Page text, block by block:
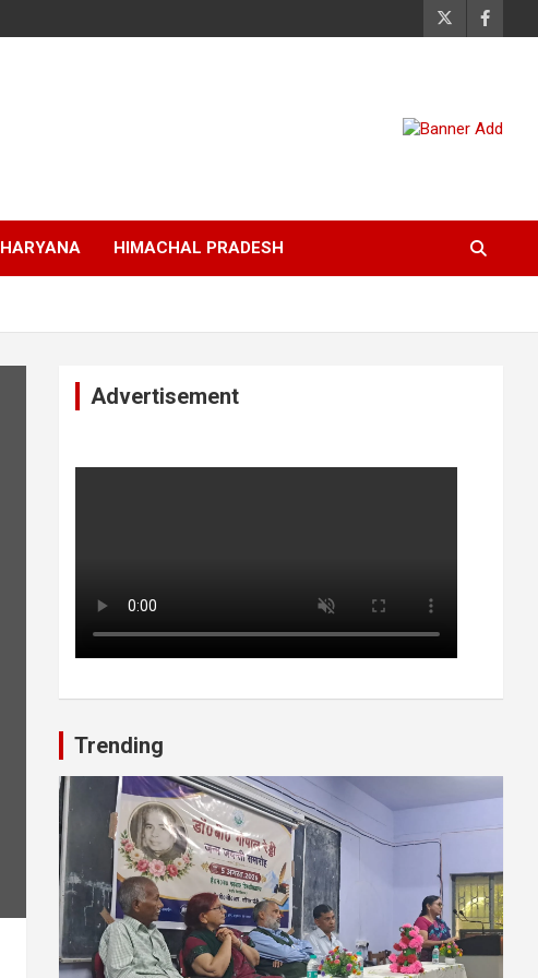
HARYANA HIMACHAL PRADESH
Advertisement
Trending